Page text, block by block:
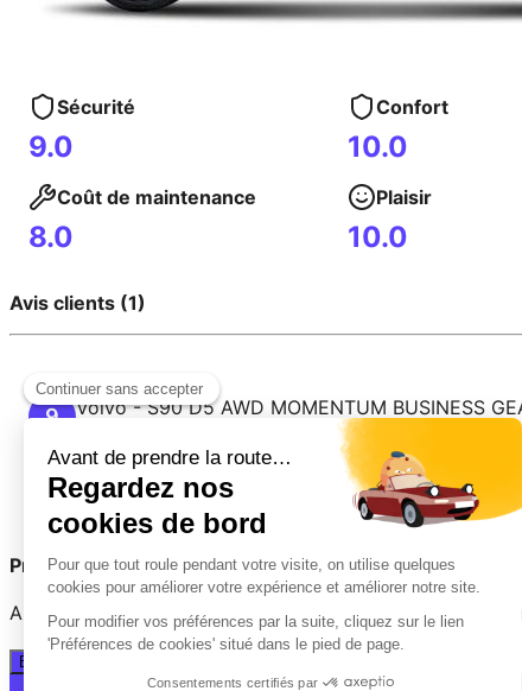
Sécurité
9.0
Confort
10.0
Coût de maintenance
8.0
Plaisir
10.0
Avis clients (1)
9 Volvo-S90 D5 AWD MOMENTUM BUSINESS
C'est un plaisir de conduire cette voiture
Prêt(e) à partager votre expérience ?
Aidez les autres conducteurs à faire le bon choix. Votre
Évaluer mon véhicule en 2 minutes